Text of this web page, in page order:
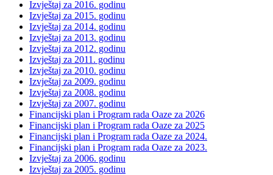
Izvještaj za 2016. godinu
Izvještaj za 2015. godinu
Izvještaj za 2014. godinu
Izvještaj za 2013. godinu
Izvještaj za 2012. godinu
Izvještaj za 2011. godinu
Izvještaj za 2010. godinu
Izvještaj za 2009. godinu
Izvještaj za 2008. godinu
Izvještaj za 2007. godinu
Financijski plan i Program rada Oaze za 2026
Financijski plan i Program rada Oaze za 2025
Financijski plan i Program rada Oaze za 2024.
Financijski plan i Program rada Oaze za 2023.
Izvještaj za 2006. godinu
Izvještaj za 2005. godinu